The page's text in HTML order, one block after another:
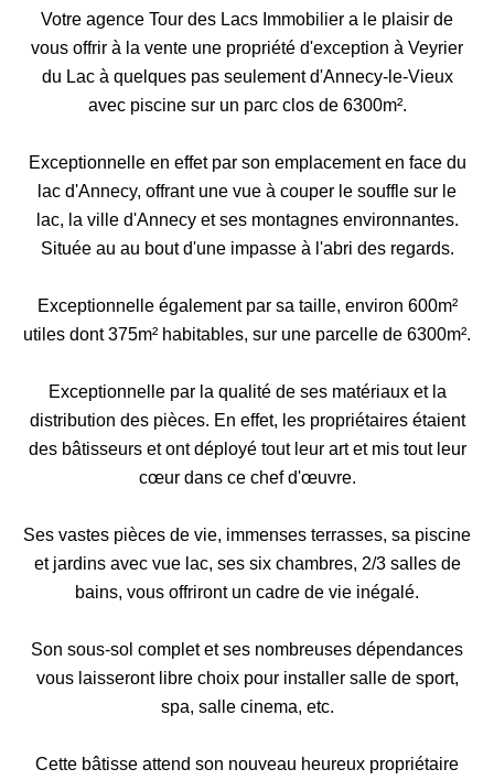
Votre agence Tour des Lacs Immobilier a le plaisir de
vous offrir à la vente une propriété d'exception à Veyrier
du Lac à quelques pas seulement d'Annecy-le-Vieux
avec piscine sur un parc clos de 6300m².
Exceptionnelle en effet par son emplacement en face du
lac d'Annecy, offrant une vue à couper le souffle sur le
lac, la ville d'Annecy et ses montagnes environnantes.
Située au au bout d'une impasse à l'abri des regards.
Exceptionnelle également par sa taille, environ 600m²
utiles dont 375m² habitables, sur une parcelle de 6300m².
Exceptionnelle par la qualité de ses matériaux et la
distribution des pièces. En effet, les propriétaires étaient
des bâtisseurs et ont déployé tout leur art et mis tout leur
cœur dans ce chef d'œuvre.
Ses vastes pièces de vie, immenses terrasses, sa piscine
et jardins avec vue lac, ses six chambres, 2/3 salles de
bains, vous offriront un cadre de vie inégalé.
Son sous-sol complet et ses nombreuses dépendances
vous laisseront libre choix pour installer salle de sport,
spa, salle cinema, etc.
Cette bâtisse attend son nouveau heureux propriétaire